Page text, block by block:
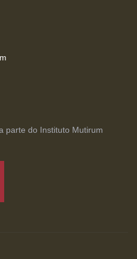
parte do Instituto Mutirum